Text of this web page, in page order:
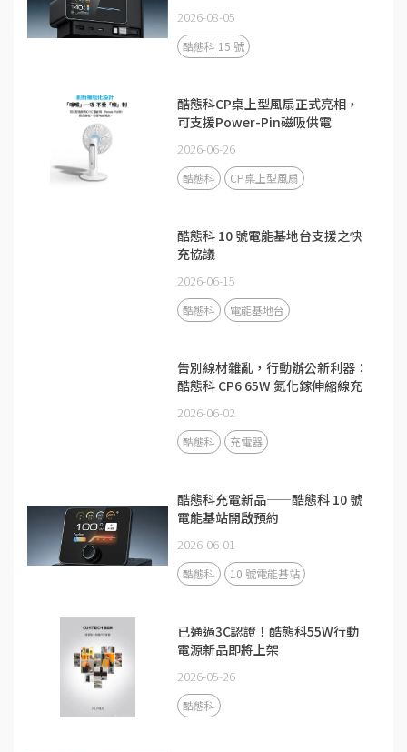
2026-08-05
酷態科 15 號
酷態科CP桌上型風扇正式亮相，
可支援Power-Pin磁吸供電
2026-06-26
酷態科 CP桌上型風扇
酷態科 10 號電能基地台支援之快
充協議
2026-06-15
酷態科 電能基地台
告別線材雜亂，行動辦公新利器：
酷態科 CP6 65W 氮化鎵伸縮線充
2026-06-02
酷態科 充電器
酷態科充電新品——酷態科 10 號
電能基站開啟預約
2026-06-01
酷態科 10 號電能基站
已通過3C認證！酷態科55W行動
電源新品即將上架
2026-05-26
酷態科